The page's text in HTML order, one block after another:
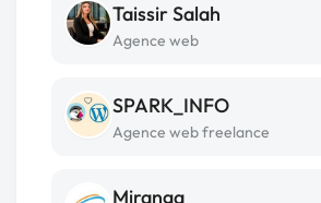
Taissir Salah
Agence web
SPARK_INFO
Agence web freelance
Miranga